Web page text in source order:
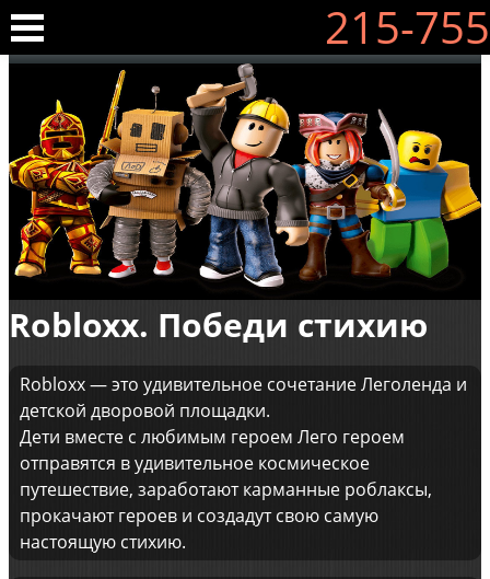
215-755
Robloxx. Победи стихию
Robloxx — это удивительное сочетание Леголенда и
детской дворовой площадки.
Дети вместе с любимым героем Лего героем
отправятся в удивительное космическое
путешествие, заработают карманные роблаксы,
прокачают героев и создадут свою самую
настоящую стихию.